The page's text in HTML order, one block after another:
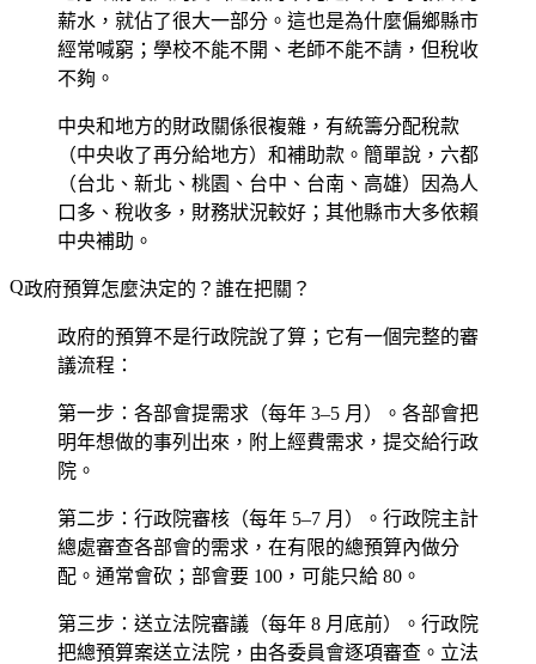
薪水，就佔了很大一部分。這也是為什麼偏鄉縣市
經常喊窮；學校不能不開、老師不能不請，但稅收
不夠。
中央和地方的財政關係很複雜，有統籌分配稅款
（中央收了再分給地方）和補助款。簡單說，六都
（台北、新北、桃園、台中、台南、高雄）因為人
口多、稅收多，財務狀況較好；其他縣市大多依賴
中央補助。
政府預算怎麼決定的？誰在把關？
政府的預算不是行政院說了算；它有一個完整的審
議流程：
第一步：各部會提需求 （每年 3–5 月）。各部會把
明年想做的事列出來，附上經費需求，提交給行政
院。
第二步：行政院審核 （每年 5–7 月）。行政院主計
總處審查各部會的需求，在有限的總預算內做分
配。通常會砍；部會要 100，可能只給 80。
第三步：送立法院審議 （每年 8 月底前）。行政院
把總預算案送立法院，由各委員會逐項審查。立法